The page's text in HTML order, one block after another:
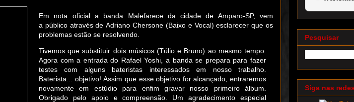
Em nota oficial a banda Malefarece da cidade de Amparo-SP, vem
a público através de Adriano Chersone (Baixo e Vocal) esclarecer que os
problemas estão se resolvendo.
Tivemos que substituir dois músicos (Túlio e Bruno) ao mesmo tempo.
Agora com a entrada do Rafael Yoshi, a banda se prepara para fazer
testes com alguns bateristas interessados em nosso trabalho.
Baterista... objetivo! Assim que esse objetivo for alcançado, entraremos
novamente em estúdio para enfim gravar nosso primeiro álbum.
Obrigado pelo apoio e compreensão. Um agradecimento especial
Pesquisar
Siga nas